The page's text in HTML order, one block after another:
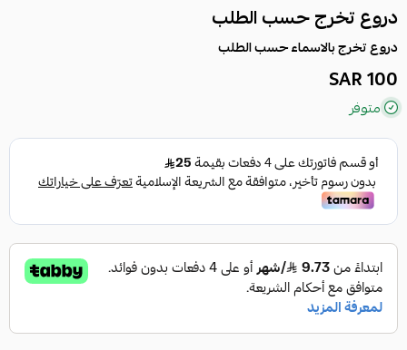
دروع تخرج حسب الطلب
دروع تخرج بالاسماء حسب الطلب
100 SAR
متوفر